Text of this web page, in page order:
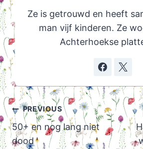
Ze is getrouwd en heeft
man vijf kinderen. Ze
Achterhoekse
Post
navigation
PREVIOUS
50+ en nog lang niet
dood